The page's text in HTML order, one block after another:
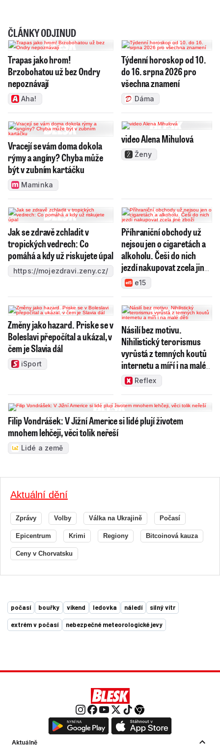
ČLÁNKY ODJINUD
Trapas jako hrom!
Brzobohatou už bez Ondry
nepoznávají
Aha!
Týdenní horoskop od 10.
do 16. srpna 2026 pro
všechna znamení
Dáma
Vracejí se vám doma dokola
rýmy a angíny? Chyba může
být v zubním kartáčku
Maminka
video Alena Mihulová
Ženy
Jak se zdravě zchladit v
tropických vedrech: Co
pomáhá a kdy už riskujete úpal
https://mojezdravi.zeny.cz/
Příhraniční obchody už
nejsou jen o cigaretách a
alkoholu. Češi do nich
jezdí nakupovat zcela jiné
zbožíe15
Změny jako hazard. Priske se v
Boleslavi přepočítal a ukázal, v
čem je Slavia dál
iSport
Násilí bez motivu.
Nihilistický terorismus
vyrůstá z temných koutů
internetu a míří i na malé
dětiReflex
Filip Vondrášek: V Jižní Americe si lidé plují životem
mnohem lehčeji, věci tolik neřeší
Lidé a země
Aktuální dění
Zprávy Volby Válka na Ukrajině Počasí
Epicentrum Krimi Regiony Bitcoinová kauza
Ceny v Chorvatsku
počasí bouřky víkend ledovka náledí silný vítr
extrém v počasí nebezpečné meteorologické jevy
Aktuálně